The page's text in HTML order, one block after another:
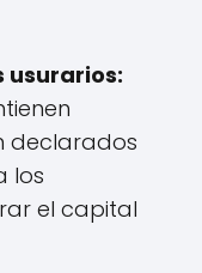
usurarios:
declarados
los
el capital